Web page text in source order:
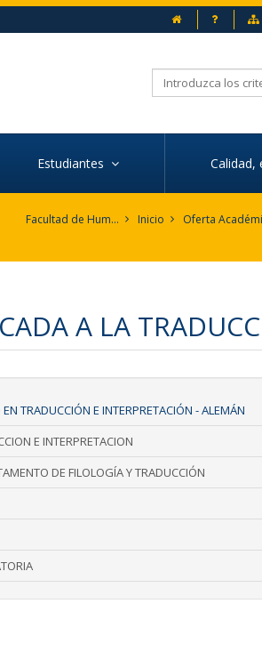
Estudiantes Calidad,
Facultad de Humanidades Inicio Oferta
A LA
TRADUCCIÓN E INTERPRETACIÓN - ALEMÁN
E INTERPRETACION
DE FILOLOGÍA Y TRADUCCIÓN